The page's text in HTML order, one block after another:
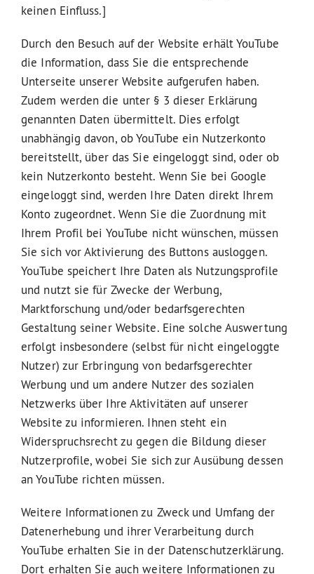
keinen Einfluss.]
Durch den Besuch auf der Website erhält YouTube
die Information, dass Sie die entsprechende
Unterseite unserer Website aufgerufen haben.
Zudem werden die unter § 3 dieser Erklärung
genannten Daten übermittelt. Dies erfolgt
unabhängig davon, ob YouTube ein Nutzerkonto
bereitstellt, über das Sie eingeloggt sind, oder ob
kein Nutzerkonto besteht. Wenn Sie bei Google
eingeloggt sind, werden Ihre Daten direkt Ihrem
Konto zugeordnet. Wenn Sie die Zuordnung mit
Ihrem Profil bei YouTube nicht wünschen, müssen
Sie sich vor Aktivierung des Buttons ausloggen.
YouTube speichert Ihre Daten als Nutzungsprofile
und nutzt sie für Zwecke der Werbung,
Marktforschung und/oder bedarfsgerechten
Gestaltung seiner Website. Eine solche Auswertung
erfolgt insbesondere (selbst für nicht eingeloggte
Nutzer) zur Erbringung von bedarfsgerechter
Werbung und um andere Nutzer des sozialen
Netzwerks über Ihre Aktivitäten auf unserer
Website zu informieren. Ihnen steht ein
Widerspruchsrecht zu gegen die Bildung dieser
Nutzerprofile, wobei Sie sich zur Ausübung dessen
an YouTube richten müssen.
Weitere Informationen zu Zweck und Umfang der
Datenerhebung und ihrer Verarbeitung durch
YouTube erhalten Sie in der Datenschutzerklärung.
Dort erhalten Sie auch weitere Informationen zu